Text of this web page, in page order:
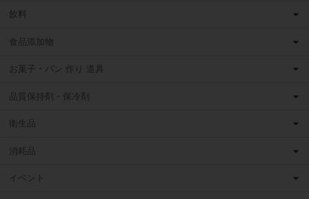
飲料
食品添加物
お菓子・パン 作り 道具
品質保持剤・保冷剤
衛生品
消耗品
イベント